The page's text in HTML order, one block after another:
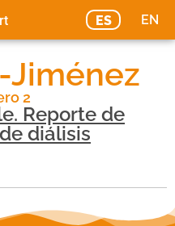
ES EN
Jiménez
2
Reporte de
diálisis